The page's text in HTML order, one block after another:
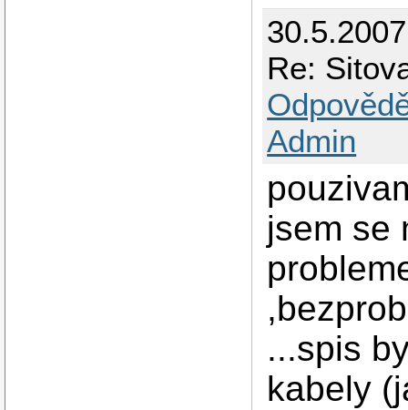
Re:
Admin
jsem se
...spis
kabely